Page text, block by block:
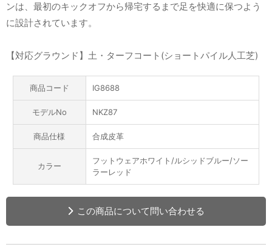
ンは、最初のキックオフから帰宅するまで足を快適に保つよう
に設計されています。
【対応グラウンド】土・ターフコート(ショートパイル人工芝)
商品コード IG8688
モデルNo NKZ87
商品仕様 合成皮革
カラー
フットウェアホワイト/ルシッドブルー/ソー
ラーレッド
この商品について問い合わせる